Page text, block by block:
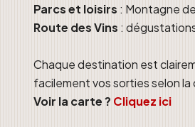
Parcs et loisirs : Montagne
Route des Vins :
Chaque destination est
facilement vos sorties selon
Voir la carte ? Cliquez ici